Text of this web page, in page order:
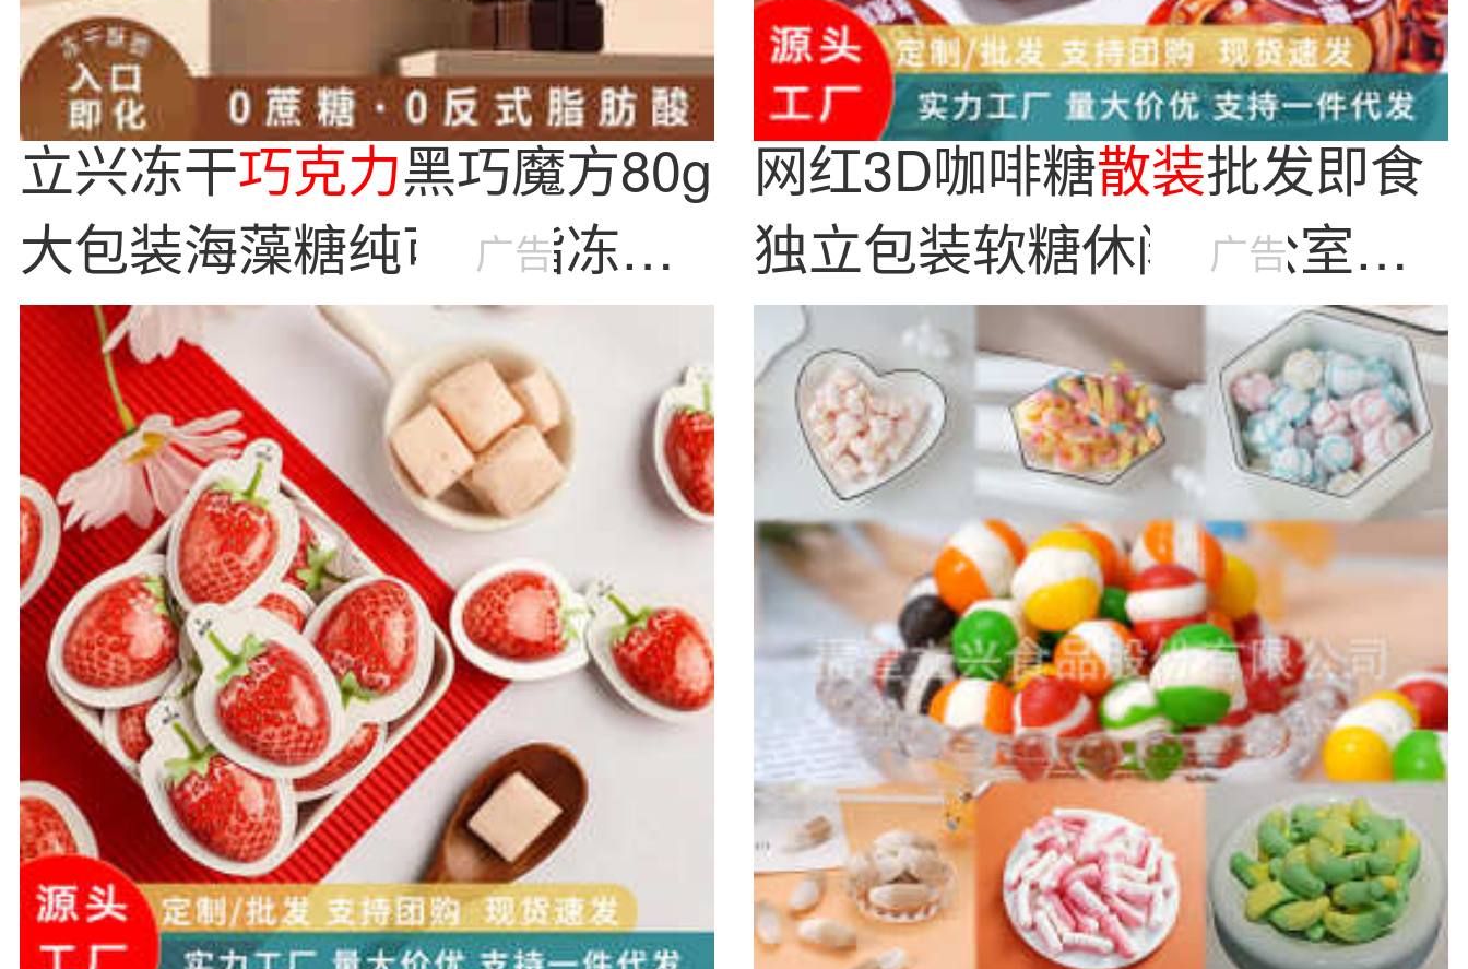
立兴冻干巧克力黑巧魔方80g
大包装海藻糖纯可可脂冻干
黑巧
广告
网红3D咖啡糖散装批发即食
独立包装软糖休闲办公室提
神零食糖果
广告